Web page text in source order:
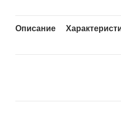
Описание